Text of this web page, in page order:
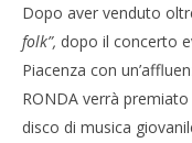
Dopo aver venduto
folk”, dopo il concerto
Piacenza con
RONDA verrà
disco di musica